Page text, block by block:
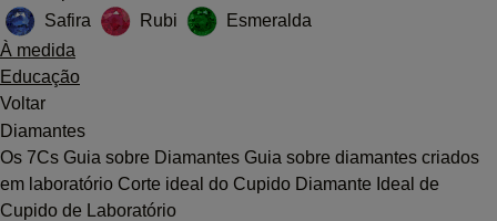
Safira
Rubi
Esmeralda
À medida
Educação
Voltar
Diamantes
Os 7Cs Guia sobre Diamantes Guia sobre diamantes criados
em laboratório Corte ideal do Cupido Diamante Ideal de
Cupido de Laboratório